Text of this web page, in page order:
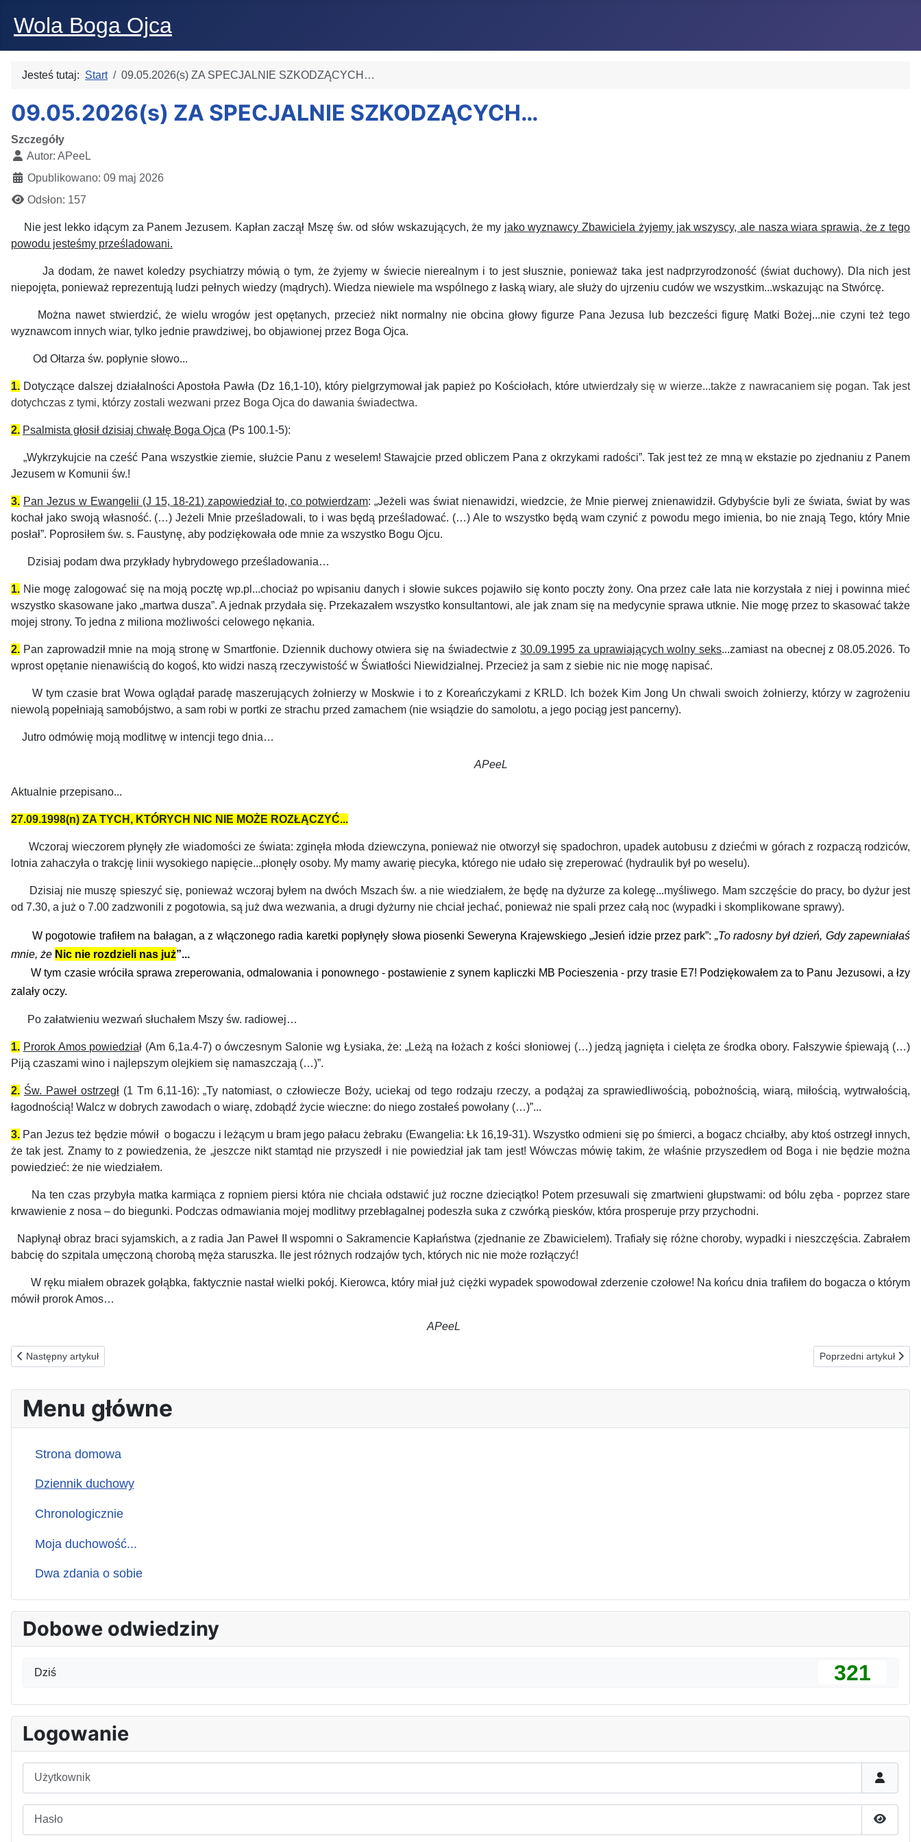
Wola Boga Ojca
Jesteś tutaj: Start 09.05.2026(s) ZA SPECJALNIE SZKODZĄCYCH…
09.05.2026(s) ZA SPECJALNIE SZKODZĄCYCH…
Szczegóły
Autor: APeeL
Opublikowano: 09 maj 2026
Odsłon: 157
Nie jest lekko idącym za Panem Jezusem. Kapłan zaczął Mszę św. od słów wskazujących, że my jako wyznawcy Zbawiciela żyjemy jak wszyscy, ale nasza wiara sprawia, że z tego
powodu jesteśmy prześladowani.
Ja dodam, że nawet koledzy psychiatrzy mówią o tym, że żyjemy w świecie nierealnym i to jest słusznie, ponieważ taka jest nadprzyrodzoność (świat duchowy). Dla nich jest
niepojęta, ponieważ reprezentują ludzi pełnych wiedzy (mądrych). Wiedza niewiele ma wspólnego z łaską wiary, ale służy do ujrzeniu cudów we wszystkim...wskazując na Stwórcę.
Można nawet stwierdzić, że wielu wrogów jest opętanych, przecież nikt normalny nie obcina głowy figurze Pana Jezusa lub bezcześci figurę Matki Bożej...nie czyni też tego
wyznawcom innych wiar, tylko jednie prawdziwej, bo objawionej przez Boga Ojca.
Od Ołtarza św. popłynie słowo...
1. Dotyczące dalszej działalności Apostoła Pawła (Dz 16,1-10), który pielgrzymował jak papież po Kościołach, które utwierdzały się w wierze...także z nawracaniem się pogan. Tak jest
dotychczas z tymi, którzy zostali wezwani przez Boga Ojca do dawania świadectwa.
2. Psalmista głosił dzisiaj chwałę Boga Ojca (Ps 100.1-5):
„Wykrzykujcie na cześć Pana wszystkie ziemie, służcie Panu z weselem! Stawajcie przed obliczem Pana z okrzykami radości”. Tak jest też ze mną w ekstazie po zjednaniu z Panem
Jezusem w Komunii św.!
3. Pan Jezus w Ewangelii (J 15, 18-21) zapowiedział to, co potwierdzam: „Jeżeli was świat nienawidzi, wiedzcie, że Mnie pierwej znienawidził. Gdybyście byli ze świata, świat by was
kochał jako swoją własność. (…) Jeżeli Mnie prześladowali, to i was będą prześladować. (…) Ale to wszystko będą wam czynić z powodu mego imienia, bo nie znają Tego, który Mnie
posłał”. Poprosiłem św. s. Faustynę, aby podziękowała ode mnie za wszystko Bogu Ojcu.
Dzisiaj podam dwa przykłady hybrydowego prześladowania…
1. Nie mogę zalogować się na moją pocztę wp.pl...chociaż po wpisaniu danych i słowie sukces pojawiło się konto poczty żony. Ona przez całe lata nie korzystała z niej i powinna mieć
wszystko skasowane jako „martwa dusza”. A jednak przydała się. Przekazałem wszystko konsultantowi, ale jak znam się na medycynie sprawa utknie. Nie mogę przez to skasować także
mojej strony. To jedna z miliona możliwości celowego nękania.
2. Pan zaprowadził mnie na moją stronę w Smartfonie. Dziennik duchowy otwiera się na świadectwie z30.09.1995 za uprawiających wolny seks...zamiast na obecnej z 08.05.2026. To
wprost opętanie nienawiścią do kogoś, kto widzi naszą rzeczywistość w Światłości Niewidzialnej. Przecież ja sam z siebie nic nie mogę napisać.
W tym czasie brat Wowa oglądał paradę maszerujących żołnierzy w Moskwie i to z Koreańczykami z KRLD. Ich bożek Kim Jong Un chwali swoich żołnierzy, którzy w zagrożeniu
niewolą popełniają samobójstwo, a sam robi w portki ze strachu przed zamachem (nie wsiądzie do samolotu, a jego pociąg jest pancerny).
Jutro odmówię moją modlitwę w intencji tego dnia…
APeeL
Aktualnie przepisano...
27.09.1998(n) ZA TYCH, KTÓRYCH NIC NIE MOŻE ROZŁĄCZYĆ...
Wczoraj wieczorem płynęły złe wiadomości ze świata: zginęła młoda dziewczyna, ponieważ nie otworzył się spadochron, upadek autobusu z dziećmi w górach z rozpaczą rodziców,
lotnia zahaczyła o trakcję linii wysokiego napięcie...płonęły osoby. My mamy awarię piecyka, którego nie udało się zreperować (hydraulik był po weselu).
Dzisiaj nie muszę spieszyć się, ponieważ wczoraj byłem na dwóch Mszach św. a nie wiedziałem, że będę na dyżurze za kolegę...myśliwego. Mam szczęście do pracy, bo dyżur jest
od 7.30, a już o 7.00 zadzwonili z pogotowia, są już dwa wezwania, a drugi dyżurny nie chciał jechać, ponieważ nie spali przez całą noc (wypadki i skomplikowane sprawy).
W pogotowie trafiłem na bałagan, a z włączonego radia karetki popłynęły słowa piosenki Seweryna Krajewskiego „Jesień idzie przez park”: „To radosny był dzień, Gdy zapewniałaś
mnie, że Nic nie rozdzieli nas już”...
W tym czasie wróciła sprawa zreperowania, odmalowania i ponownego - postawienie z synem kapliczki MB Pocieszenia - przy trasie E7! Podziękowałem za to Panu Jezusowi, a łzy
zalały oczy.
Po załatwieniu wezwań słuchałem Mszy św. radiowej…
1. Prorok Amos powiedział (Am 6,1a.4-7) o ówczesnym Salonie wg Łysiaka, że: „Leżą na łożach z kości słoniowej (…) jedzą jagnięta i cielęta ze środka obory. Fałszywie śpiewają (…)
Piją czaszami wino i najlepszym olejkiem się namaszczają (…)”.
2. Św. Paweł ostrzegł(1 Tm 6,11-16): „Ty natomiast, o człowiecze Boży, uciekaj od tego rodzaju rzeczy, a podążaj za sprawiedliwością, pobożnością, wiarą, miłością, wytrwałością,
łagodnością! Walcz w dobrych zawodach o wiarę, zdobądź życie wieczne: do niego zostałeś powołany (…)”...
3. Pan Jezus też będzie mówił o bogaczu i leżącym u bram jego pałacu żebraku (Ewangelia: Łk 16,19-31). Wszystko odmieni się po śmierci, a bogacz chciałby, aby ktoś ostrzegł innych,
że tak jest. Znamy to z powiedzenia, że „jeszcze nikt stamtąd nie przyszedł i nie powiedział jak tam jest! Wówczas mówię takim, że właśnie przyszedłem od Boga i nie będzie można
powiedzieć: że nie wiedziałem.
Na ten czas przybyła matka karmiąca z ropniem piersi która nie chciała odstawić już roczne dzieciątko! Potem przesuwali się zmartwieni głupstwami: od bólu zęba - poprzez stare
krwawienie z nosa – do biegunki. Podczas odmawiania mojej modlitwy przebłagalnej podeszła suka z czwórką piesków, która prosperuje przy przychodni.
Napłynął obraz braci syjamskich, a z radia Jan Paweł II wspomni o Sakramencie Kapłaństwa (zjednanie ze Zbawicielem). Trafiały się różne choroby, wypadki i nieszczęścia. Zabrałem
babcię do szpitala umęczoną chorobą męża staruszka.
Ile jest różnych rodzajów tych, których nic nie może rozłączyć!
W ręku miałem obrazek gołąbka, faktycznie nastał wielki pokój. Kierowca, który miał już ciężki wypadek spowodował zderzenie czołowe! Na końcu dnia trafiłem do bogacza o którym
mówił prorok Amos…
APeeL
Poprzednia strona: 10.05.2026(n) ZA OCZERNIAJĄCYCH NASZĄ WIARĘ…
Następny artykuł Następna strona:
Poprzedni artykuł
Menu główne
Strona domowa
Dziennik duchowy
Chronologicznie
Moja duchowość...
Dwa zdania o sobie
Dobowe odwiedziny
Dziś 321
Logowanie
Pokaż